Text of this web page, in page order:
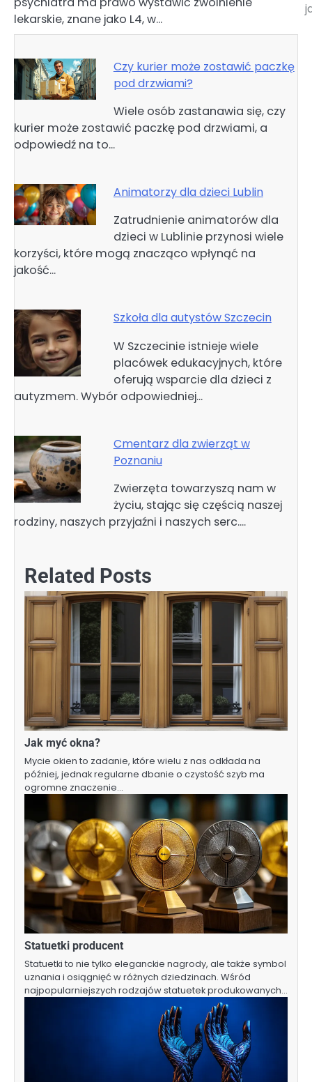
lekarskie, znane jako L4, w…
Czy kurier może zostawić paczkę
pod drzwiami?
Wiele osób zastanawia się, czy
kurier może zostawić paczkę pod drzwiami, a
odpowiedź na to…
Animatorzy dla dzieci Lublin
Zatrudnienie animatorów dla
dzieci w Lublinie przynosi wiele
korzyści, które mogą znacząco wpłynąć na
jakość…
Szkoła dla autystów Szczecin
W Szczecinie istnieje wiele
placówek edukacyjnych, które
oferują wsparcie dla dzieci z
autyzmem. Wybór odpowiedniej…
Cmentarz dla zwierząt w
Poznaniu
Zwierzęta towarzyszą nam w
życiu, stając się częścią naszej
rodziny, naszych przyjaźni i naszych serc.…
Related Posts
Jak myć okna?
Mycie okien to zadanie, które wielu z nas odkłada na
później, jednak regularne dbanie o czystość szyb ma
ogromne znaczenie…
Statuetki producent
Statuetki to nie tylko eleganckie nagrody, ale także symbol
uznania i osiągnięć w różnych dziedzinach. Wśród
najpopularniejszych rodzajów statuetek produkowanych…